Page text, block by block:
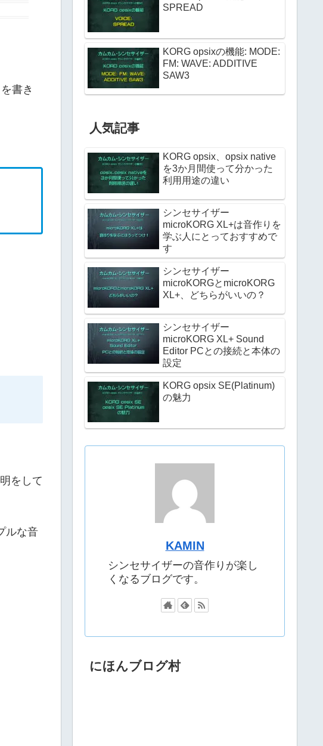
書き
をして
ルな音
SPREAD
KORG opsixの機能: MODE:
FM: WAVE: ADDITIVE
SAW3
人気記事
KORG opsix、opsix native
を3か月間使って分かった
利用用途の違い
シンセサイザー
microKORG XL+は音作りを
学ぶ人にとっておすすめで
す
シンセサイザー
microKORGとmicroKORG
XL+、どちらがいいの？
シンセサイザー
microKORG XL+ Sound
Editor PCとの接続と本体の
設定
KORG opsix SE(Platinum)
の魅力
KAMIN
シンセサイザーの音作りが楽し
くなるブログです。
にほんブログ村